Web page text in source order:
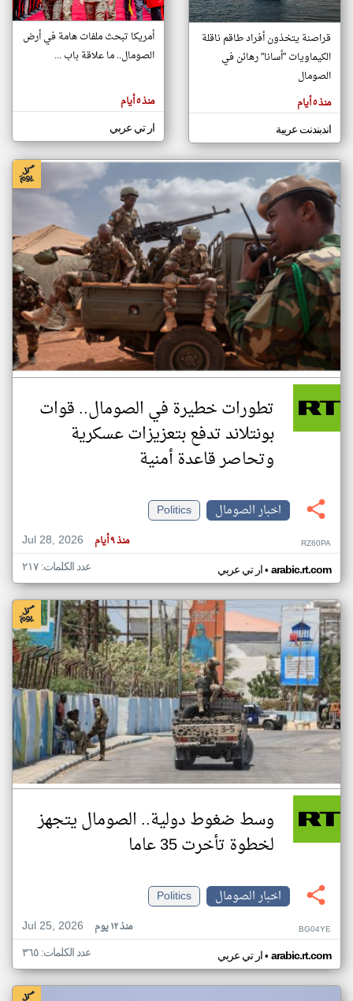
تغيير الدولة
اخبار الصومال على مدار الساعة
أهم اخبار الصومال العاجلة والمباشرة
المقالات
هنا عن
وجهة
كاتبيها.
قراصنة يتخذون أفراد طاقم ناقلة
الكيماويات "أسانا" رهائن في
الصومال
منذ ٥ أيام
اندبندنت عربية
أمريكا تبحث ملفات هامة في أرض
الصومال.. ما علاقة باب ...
منذ ٥ أيام
ار تي عربي
تطورات خطيرة في الصومال.. قوات
بونتلاند تدفع بتعزيزات عسكرية
وتحاصر قاعدة أمنية
اخبار الصومال
Politics
Jul 28, 2026
منذ ٩ أيام RZ60PA
ار تي عربي• arabic.rt.com عدد الكلمات: ٢١٧
وسط ضغوط دولية.. الصومال يتجهز
لخطوة تأخرت 35 عاما
اخبار الصومال
Politics
Jul 25, 2026
منذ ١٢ يوم BG04YE
ار تي عربي• arabic.rt.com عدد الكلمات: ٣٦٥
klyoum.com